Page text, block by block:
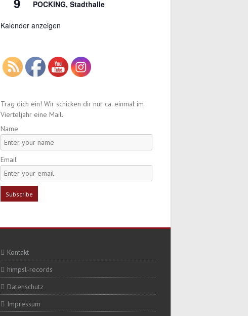
POCKING, Stadthalle
Kalender anzeigen
Trag dich ein! Wir schicken dir nur ca. einmal im
Vierteljahr eine Mail.
Name
Email
Kontakt
himpsl-records
Datenschutz
Impressum